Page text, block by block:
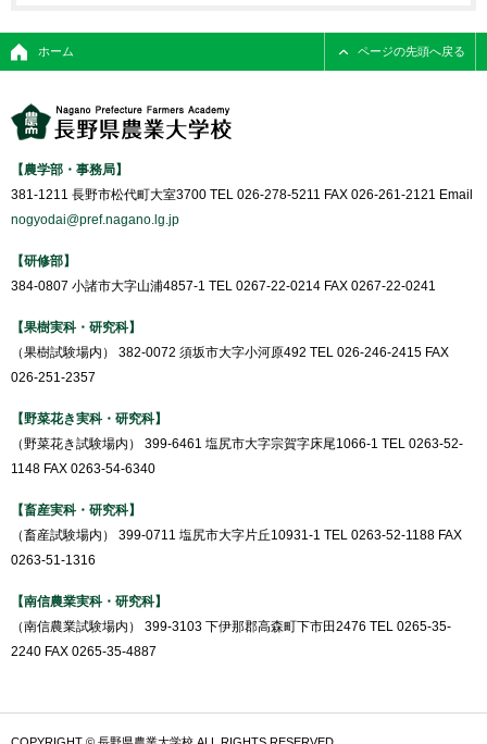
ホーム ページの先頭へ戻る
【農学部・事務局】
381-1211 長野市松代町大室3700 TEL 026-278-5211 FAX 026-261-2121 Email
nogyodai@pref.nagano.lg.jp
【研修部】
384-0807 小諸市大字山浦4857-1 TEL 0267-22-0214 FAX 0267-22-0241
【果樹実科・研究科】
（果樹試験場内） 382-0072 須坂市大字小河原492 TEL 026-246-2415 FAX
026-251-2357
【野菜花き実科・研究科】
（野菜花き試験場内） 399-6461 塩尻市大字宗賀字床尾1066-1 TEL 0263-52-
1148 FAX 0263-54-6340
【畜産実科・研究科】
（畜産試験場内） 399-0711 塩尻市大字片丘10931-1 TEL 0263-52-1188 FAX
0263-51-1316
【南信農業実科・研究科】
（南信農業試験場内） 399-3103 下伊那郡高森町下市田2476 TEL 0265-35-
2240 FAX 0265-35-4887